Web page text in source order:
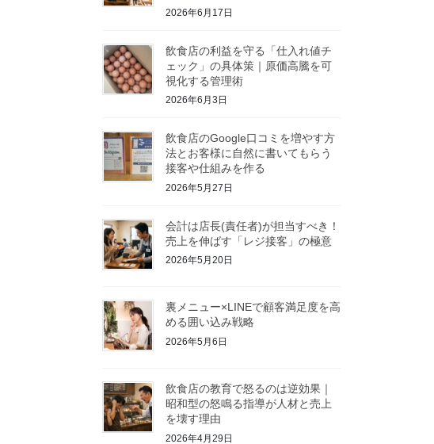
2026年6月17日
飲食店の利益を守る「仕入れ値チ
ェック」の具体策｜原価高騰を可
視化する管理術
2026年6月3日
飲食店のGoogle口コミを増やす方
法とお客様に自然に書いてもらう
接客や仕組みを作る
2026年5月27日
会計は店長(責任者)が担当すべき！
売上を伸ばす「レジ接客」の極意
2026年5月20日
裏メニュー×LINEで顧客満足度を高
める囲い込み戦略
2026年5月6日
飲食店の教育で怒るのは逆効果｜
昭和型の怒鳴る指導が人材と売上
を壊す理由
2026年4月29日